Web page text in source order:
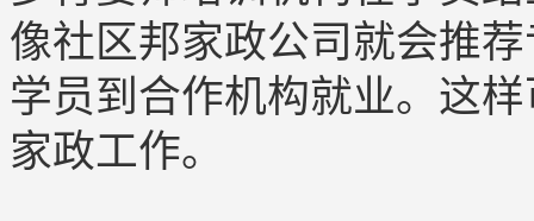
像社区邦家政公司就会推
学员到合作机构就业。这
家政工作。